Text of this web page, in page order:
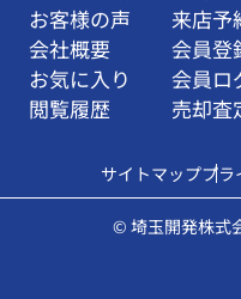
お客様の声
会社概要
お気に入り
閲覧履歴
来店予
会員登
会員ロ
売却査
サイトマッププラ
© 埼玉開発株式